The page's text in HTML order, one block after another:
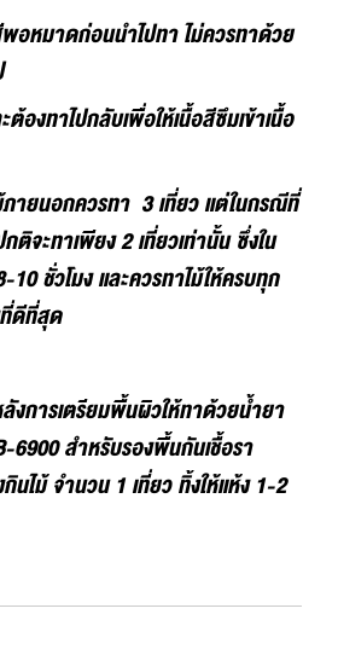
อหมาดก่อนนำไปทา ไม่ควรทาด้วย
องทาไปกลับเพื่อให้เนื้อสีซึมเข้าเนื้อ
ายนอกควรทา 3 เที่ยว แต่ในกรณีที่
ติจะทาเพียง 2 เที่ยวเท่านั้น ซึ่งใน
10 ชั่วโมง และควรทาไม้ให้ครบทุก
ดีที่สุด
งการเตรียมพื้นผิวให้ทาด้วยน้ำยา
6900 สำหรับรองพื้นกันเชื้อรา
ไม้ จำนวน 1 เที่ยว ทิ้งให้แห้ง 1-2